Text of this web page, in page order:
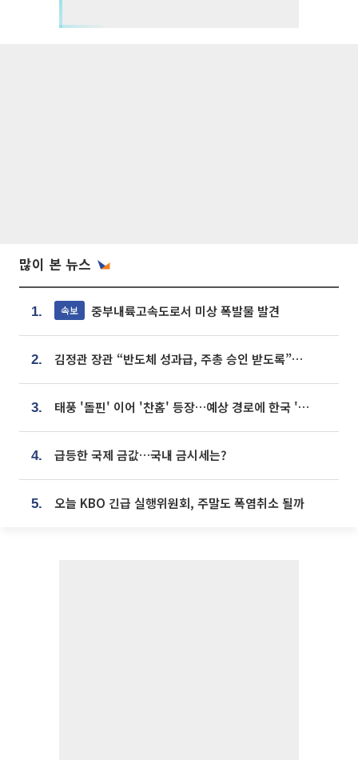
많이 본 뉴스
1. 속보 중부내륙고속도로서 미상 폭발물 발견
2. 김정관 장관 “반도체 성과급, 주총 승인 받도록”…상법·자본시장법 개정 시사
3. 태풍 '돌핀' 이어 '찬홈' 등장…예상 경로에 한국 '한숨'
4. 급등한 국제 금값…국내 금시세는?
5. 오늘 KBO 긴급 실행위원회, 주말도 폭염취소 될까